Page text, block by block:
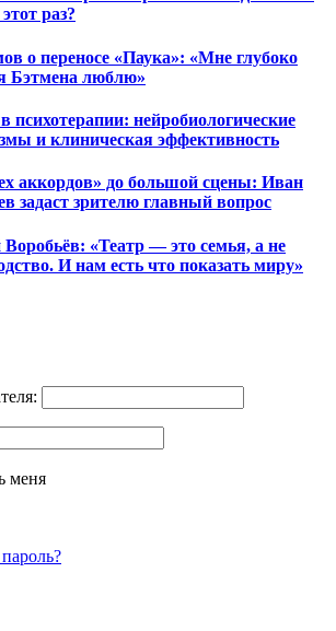
раз?
о переносе «Паука»: «Мне глубоко
Бэтмена люблю»
психотерапии: нейробиологические
и клиническая эффективность
аккордов» до большой сцены: Иван
задаст зрителю главный вопрос
«Театр — это семья, а не
И нам есть что показать миру»
меня